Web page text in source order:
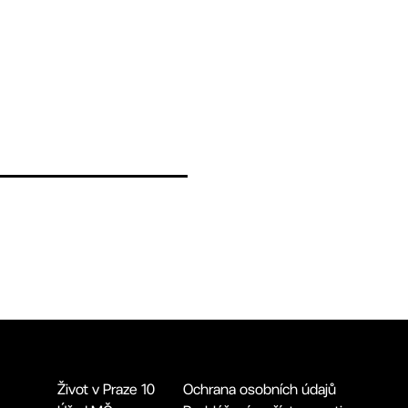
Život v Praze 10
Ochrana osobních údajů